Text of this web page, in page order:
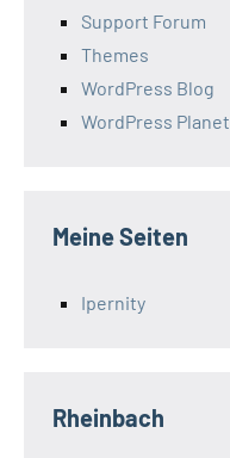
Support Forum
Themes
WordPress Blog
WordPress Planet
Meine Seiten
Ipernity
Rheinbach